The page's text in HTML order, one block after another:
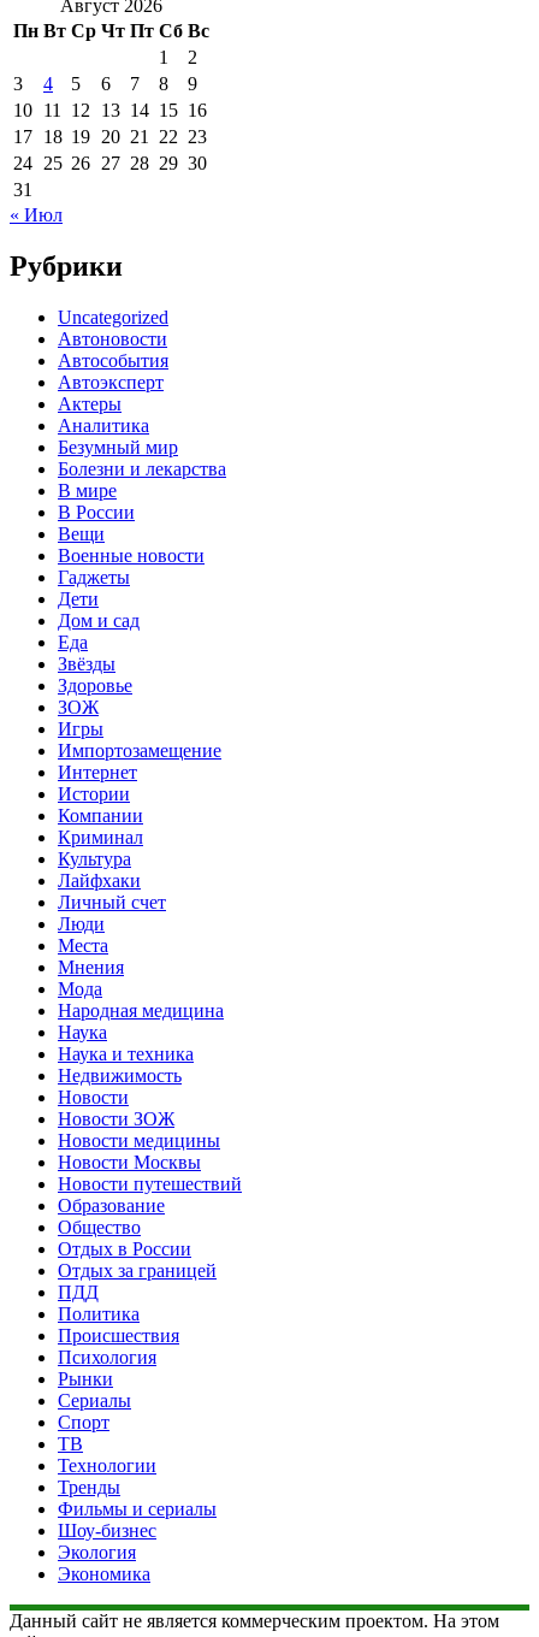
Август 2026
Пн Вт Ср Чт Пт Сб Вс
1
2
3
4 5 6 7 8
9
10 11 12 13 14 15 16
17 18 19 20 21 22 23
24 25 26 27 28 29 30
31
« Июл
Рубрики
Uncategorized
Автоновости
Автособытия
Автоэксперт
Актеры
Аналитика
Безумный мир
Болезни и лекарства
В мире
В России
Вещи
Военные новости
Гаджеты
Дети
Дом и сад
Еда
Звёзды
Здоровье
ЗОЖ
Игры
Импортозамещение
Интернет
Истории
Компании
Криминал
Культура
Лайфхаки
Личный счет
Люди
Места
Мнения
Мода
Народная медицина
Наука
Наука и техника
Недвижимость
Новости
Новости ЗОЖ
Новости медицины
Новости Москвы
Новости путешествий
Образование
Общество
Отдых в России
Отдых за границей
ПДД
Политика
Происшествия
Психология
Рынки
Сериалы
Спорт
ТВ
Технологии
Тренды
Фильмы и сериалы
Шоу-бизнес
Экология
Экономика
Данный сайт не является коммерческим проектом. На этом